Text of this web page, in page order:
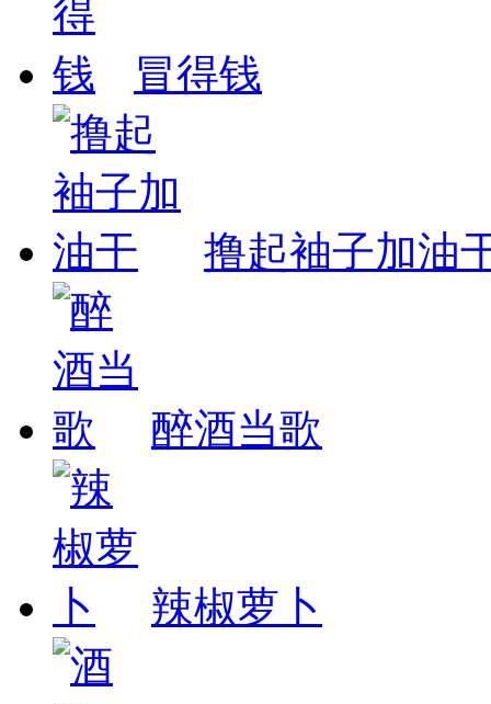
冒得钱
撸起袖子加油
醉酒当歌
辣椒萝卜